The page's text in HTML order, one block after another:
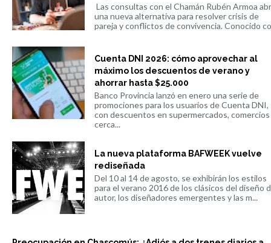
Las consultas con el Chamán Rubén Armoa
una nueva alternativa para resolver crisis de
pareja y conflictos de convivencia. Conocido
Cuenta DNI 2026: cómo aprovechar al
máximo los descuentos de verano y
ahorrar hasta $25.000
Banco Provincia lanzó en enero una serie de
promociones para los usuarios de Cuenta DNI,
con descuentos en supermercados,
cerca...
La nueva plataforma BAFWEEK vuelve
rediseñada
Del 10 al 14 de agosto, se exhibirán los estilos
para el verano 2016 de los clásicos del diseño
autor, los diseñadores emergentes y las m...